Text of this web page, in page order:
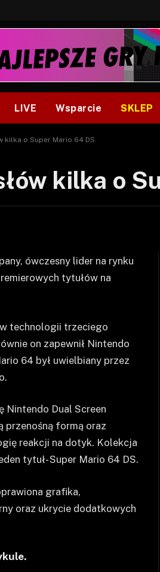
LIVE Wsparcie SKLEP
kilka o Super Mario 64 DS.
kilka o
ówczesny lider na rynku
tytułów na
technologii trzeciego
on zapewnił Nintendo
64 był uwielbiany przez
Nintendo Dual Screen
przenośną formą oraz
reakcji na dotyk. Kolekcja
tytuł- Super Mario 64 DS.
grafika,
oraz ukrycie dodatkowych